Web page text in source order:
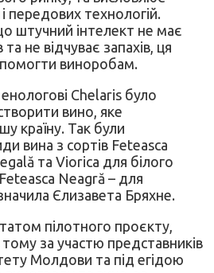
передових технологій.
штучний інтелект не має
не відчуває запахів, ця
виноробам.
Chelaris було
вино, яке
країну. Так були
вина з сортів Feteasca
та Viorica для білого
Neagră – для
Єлизавета Бряхне.
пілотного проєкту,
тому за участю представників
Молдови та під егідою